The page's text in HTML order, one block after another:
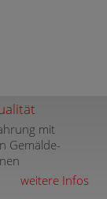
mit
Gemälde-
weitere Infos